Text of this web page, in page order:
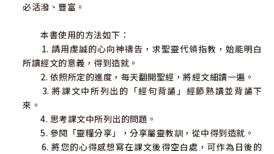
必活潑、豐富。
本書使用的方法如下：
1. 請用虔誠的心向神禱告，求聖靈代領指教，始能明白
所讀經文的意義，得到造就。
2. 依照所定的進度，每天翻開聖經，將經文細讀一遍。
3. 將課文中所列出的「經句背誦」經節熟讀並背誦下
來。
4. 思考課文中所列出的問題。
5. 參閱「靈糧分享」，分享屬靈教訓，從中得到造就。
6. 將您的心得感想寫在課文後得空白處，可作為日後的